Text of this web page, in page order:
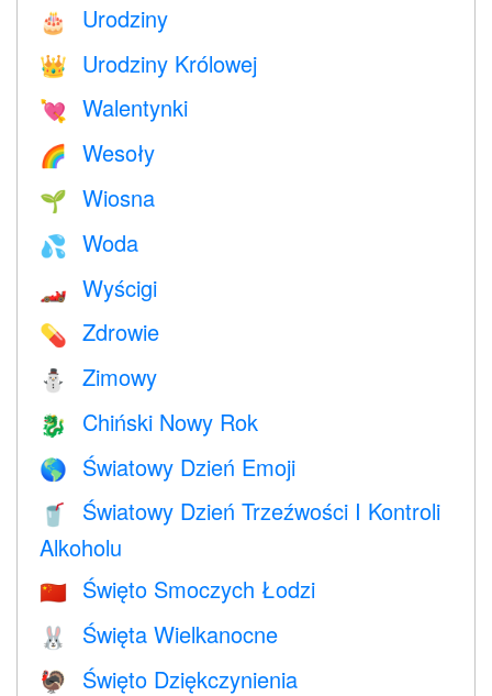
🎂 Urodziny
👑 Urodziny Królowej
💘 Walentynki
🌈 Wesoły
🌱 Wiosna
💦 Woda
🏎 Wyścigi
💊 Zdrowie
⛄ Zimowy
🐉 Chiński Nowy Rok
🌎 Światowy Dzień Emoji
🥤
Światowy Dzień Trzeźwości I Kontroli
Alkoholu
🇨🇳 Święto Smoczych Łodzi
🐰 Święta Wielkanocne
🦃 Święto Dziękczynienia